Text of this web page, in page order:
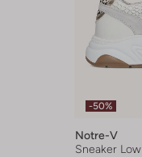
-50%
Notre-V
Sneaker Low